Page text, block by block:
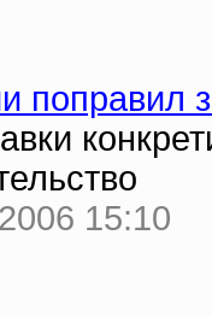
поправил
15:10